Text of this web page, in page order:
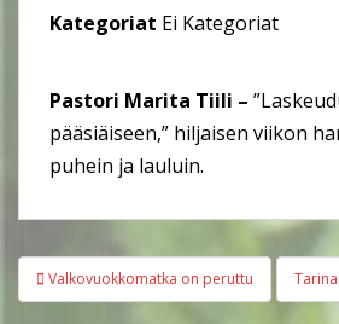
Kategoriat Ei Kategoriat
Pastori Marita Tiili –
pääsiäiseen,” hiljaisen viikon
puhein ja lauluin.
Artikkelien
selaus
Valkovuokkomatka on peruttu